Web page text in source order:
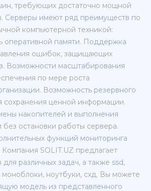
требующих достаточно мощной
Серверы имеют ряд преимуществ по
компьютерной техникой:
оперативной памяти. Поддержка
ошибок, защищающих
Возможности масштабирования
по мере роста
Возможность резервного
сохранения ценной информации.
накопителей и выполнения
без остановки работы сервера.
функций мониторинга
SOLIT.UZ предлагает
различных задач, а также ssd,
ноутбуки, схд. Вы можете
модель из представленного